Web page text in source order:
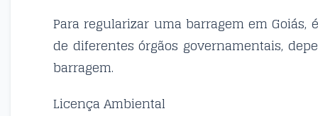
Para regularizar uma barragem em
de diferentes órgãos governamentais,
barragem.
Licença Ambiental